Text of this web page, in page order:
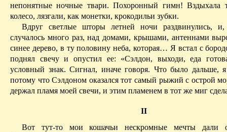
непонятные ночные твари. Похоронный гимн! Вздыхала
колесо, лязгали, как монетки, крокодильи зубки.
Вдруг светлые шторы летней ночи раздвинулись,
случалось много раз, над домами, крышами, антеннами
синее дерево, в ту половину неба, которая… Я встал с
поднял свечу и опустил ее: «Сэлдон, выходи, еда
условный знак. Сигнал, иначе говоря. Что было дальше,
потому что Сэлдоном оказался тот самый рыжий с острой
держал пламя моей свечи, и этим пламенем в тот же миг
II
Вот тут-то мои кошачьи нескромные мечты дали